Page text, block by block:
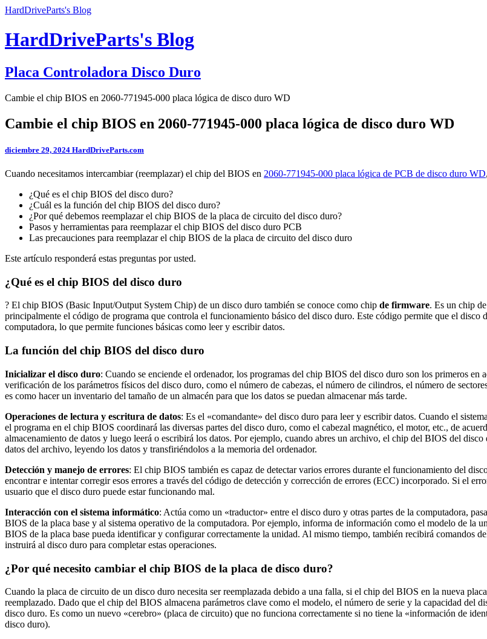
HardDriveParts's Blog
HardDriveParts's Blog
Placa Controladora Disco Duro
Cambie el chip BIOS en 2060-771945-000 placa lógica de disco duro WD
Cambie el chip BIOS en 2060-771945-000 placa lógica de disco duro WD
diciembre 29, 2024 HardDriveParts.com
Cuando necesitamos intercambiar (reemplazar) el chip del BIOS en 2060-771945-000 placa lógica de PCB de disco duro WD
¿Qué es el chip BIOS del disco duro?
¿Cuál es la función del chip BIOS del disco duro?
¿Por qué debemos reemplazar el chip BIOS de la placa de circuito del disco duro?
Pasos y herramientas para reemplazar el chip BIOS del disco duro PCB
Las precauciones para reemplazar el chip BIOS de la placa de circuito del disco duro
Este artículo responderá estas preguntas por usted.
¿Qué es el chip BIOS del disco duro
? El chip BIOS (Basic Input/Output System Chip) de un disco duro también se conoce como chip de firmware. Es un chip
principalmente el código de programa que controla el funcionamiento básico del disco duro. Este código permite que el
computadora, lo que permite funciones básicas como leer y escribir datos.
La función del chip BIOS del disco duro
Inicializar el disco duro: Cuando se enciende el ordenador, los programas del chip BIOS del disco duro son los primeros
verificación de los parámetros físicos del disco duro, como el número de cabezas, el número de cilindros, el número de
es como hacer un inventario del tamaño de un almacén para que los datos se puedan almacenar más tarde.
Operaciones de lectura y escritura de datos: Es el «comandante» del disco duro para leer y escribir datos. Cuando el
el programa en el chip BIOS coordinará las diversas partes del disco duro, como el cabezal magnético, el motor, etc., de
almacenamiento de datos y luego leerá o escribirá los datos. Por ejemplo, cuando abres un archivo, el chip del BIOS del
datos del archivo, leyendo los datos y transfiriéndolos a la memoria del ordenador.
Detección y manejo de errores: El chip BIOS también es capaz de detectar varios errores durante el funcionamiento del
encontrar e intentar corregir esos errores a través del código de detección y corrección de errores (ECC) incorporado. Si el
usuario que el disco duro puede estar funcionando mal.
Interacción con el sistema informático: Actúa como un «traductor» entre el disco duro y otras partes de la computadora,
BIOS de la placa base y al sistema operativo de la computadora. Por ejemplo, informa de información como el modelo de la
BIOS de la placa base pueda identificar y configurar correctamente la unidad. Al mismo tiempo, también recibirá comandos
instruirá al disco duro para completar estas operaciones.
¿Por qué necesito cambiar el chip BIOS de la placa de disco duro?
Cuando la placa de circuito de un disco duro necesita ser reemplazada debido a una falla, si el chip del BIOS en la nueva
reemplazado. Dado que el chip del BIOS almacena parámetros clave como el modelo, el número de serie y la capacidad del
disco duro. Es como un nuevo «cerebro» (placa de circuito) que no funciona correctamente si no tiene la «información de
disco duro).